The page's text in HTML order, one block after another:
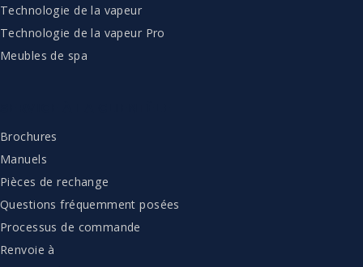
Technologie de la vapeur
Technologie de la vapeur Pro
Meubles de spa
Brochures
Manuels
Pièces de rechange
Questions fréquemment posées
Processus de commande
Renvoie à